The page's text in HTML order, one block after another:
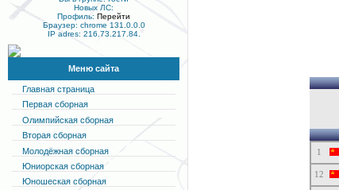
Новых ЛС:
Профиль: Перейти
Браузер: chrome 131.0.0.0
IP adres: 216.73.217.84.
Меню сайта
Главная страница
Первая сборная
Олимпийская сборная
Вторая сборная
Молодёжная сборная
Юниорская сборная
Юношеская сборная
1
12